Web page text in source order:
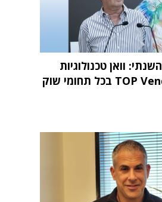
מחקר STKI השנתי: וואן טכנולוגיות
דורגה כ-TOP Vendor בכל תחומי שוק